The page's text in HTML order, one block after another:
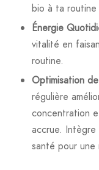
bio à ta
Énergie
vitalité en
routine.
Optimisation
régulière
concentration
accrue.
santé pour une